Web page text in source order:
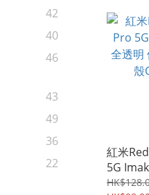
42
40
46
43
49
36
22
紅米
5G
明 保護